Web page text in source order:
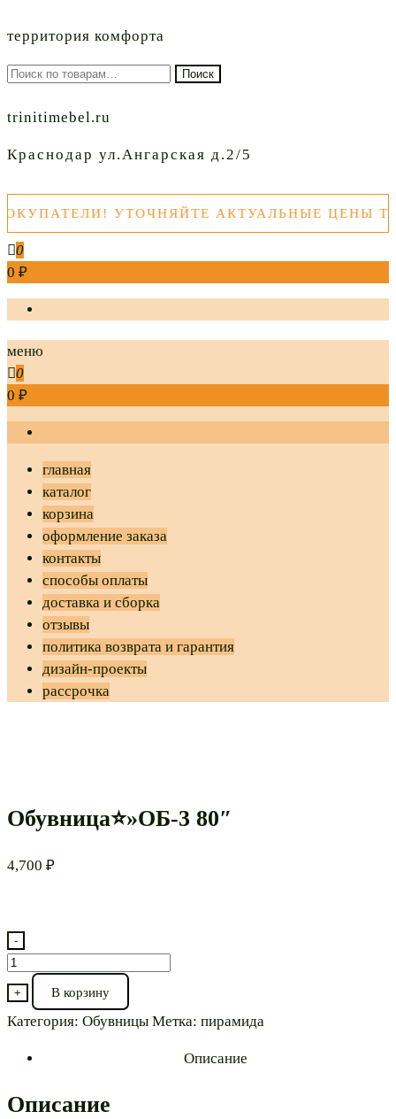
территория комфорта
Искать: Поиск
trinitimebel.ru
Краснодар ул.Ангарская д.2/5
УТОЧНЯЙТЕ АКТУАЛЬНЫЕ ЦЕНЫ
0
0 ₽
меню
0
0 ₽
главная
каталог
корзина
оформление заказа
контакты
способы оплаты
доставка и сборка
отзывы
политика возврата и гарантия
дизайн-проекты
рассрочка
Обувница⭐»ОБ-3 80″
4,700 ₽
-
Количество
товара
Обувница⭐"ОБ-3
80"
+ В корзину
Категория: Обувницы Метка: пирамида
Описание
Описание